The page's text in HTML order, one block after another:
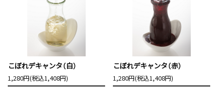
こぼれデキャンタ（白）
1,280円(税込1,408円)
こぼれデキャンタ（赤）
1,280円(税込1,408円)